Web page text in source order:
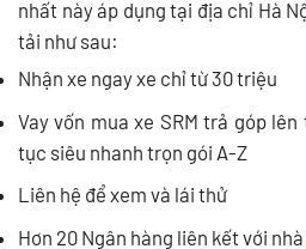
nhất này áp dụng tại địa chỉ Hà
tải như sau:
Nhận xe ngay xe chỉ từ 30 triệu
Vay vốn mua xe SRM trả góp
tục siêu nhanh trọn gói A-Z
Liên hệ để xem và lái thử
Hơn 20 Ngân hàng liên kết với